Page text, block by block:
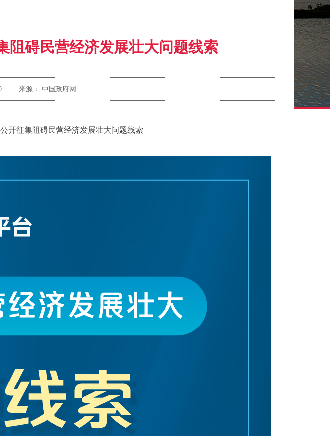
阻碍民营经济发展壮大问题线索
来源： 中国政府网
开征集阻碍民营经济发展壮大问题线索